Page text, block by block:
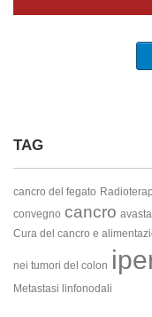
TAG
cancro del fegato
convegno cancro
Cura del cancro e
nei tumori del colon
Metastasi linfonodali